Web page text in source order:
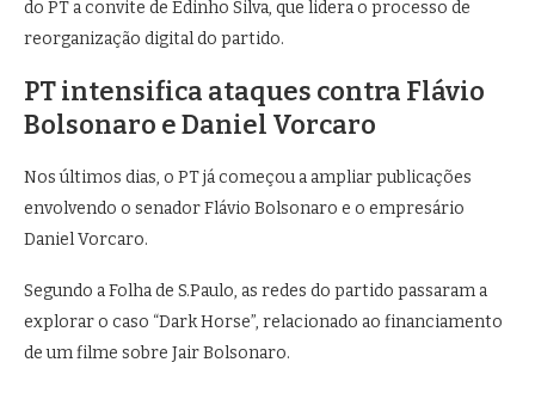
do PT a convite de Edinho Silva, que lidera o processo de
reorganização digital do partido.
PT intensifica ataques contra Flávio
Bolsonaro e Daniel Vorcaro
Nos últimos dias, o PT já começou a ampliar publicações
envolvendo o senador Flávio Bolsonaro e o empresário
Daniel Vorcaro.
Segundo a Folha de S.Paulo, as redes do partido passaram a
explorar o caso “Dark Horse”, relacionado ao financiamento
de um filme sobre Jair Bolsonaro.